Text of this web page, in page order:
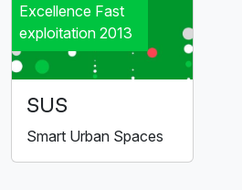
Excellence Fast
exploitation 2013
SUS
Smart Urban Spaces